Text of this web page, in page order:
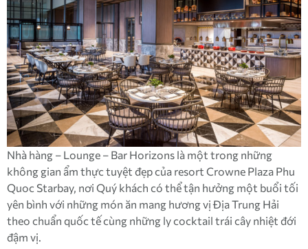
Nhà hàng – Lounge – Bar Horizons là một trong những
không gian ẩm thực tuyệt đẹp của resort Crowne Plaza Phu
Quoc Starbay, nơi Quý khách có thể tận hưởng một buổi tối
yên bình với những món ăn mang hương vị Địa Trung Hải
theo chuẩn quốc tế cùng những ly cocktail trái cây nhiệt đới
đậm vị.